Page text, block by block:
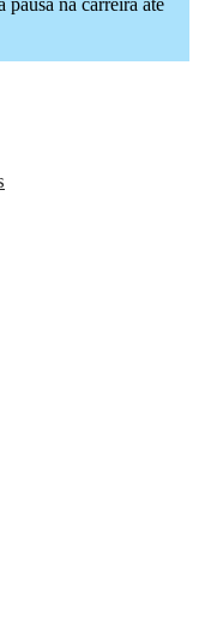
pausa na carreira até